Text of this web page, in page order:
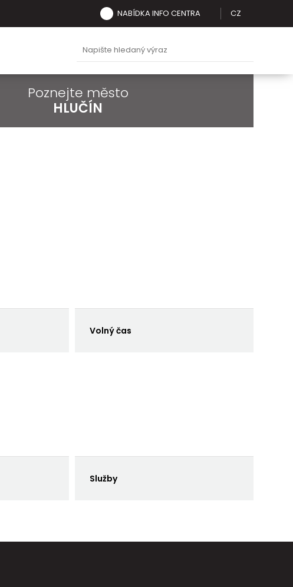
NABÍDKA INFO CENTRA CZ
Poznejte město
HLUČÍN
Volný čas
Služby